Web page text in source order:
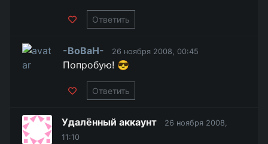
Ответить
-BoBaH- 26 ноября 2008, 00:45
Попробую! 😎
Ответить
Удалённый аккаунт
26 ноября 2008,
11:10